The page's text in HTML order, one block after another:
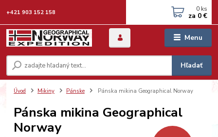
Menu
Hľadať
+421 903 152 158 0 ks
za 0 €
Úvod Mikiny Pánske Pánska mikina Geographical Norway
Pánska mikina Geographical
Norway